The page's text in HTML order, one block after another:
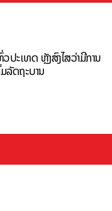
ະເທດ ຫຼັງສົງໄສວ່າມີການ
ລັດຖະບານ